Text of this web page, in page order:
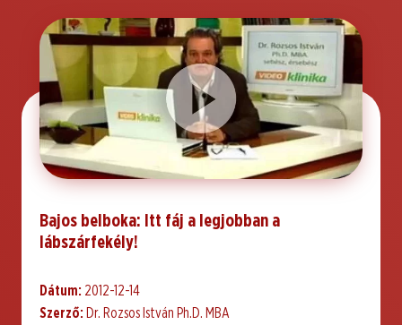
Bajos belboka: Itt fáj a legjobban a
lábszárfekély!
Dátum: 2012-12-14
Szerző: Dr. Rozsos István Ph.D. MBA